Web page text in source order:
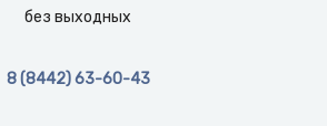
без выходных
8 (8442) 63-60-43